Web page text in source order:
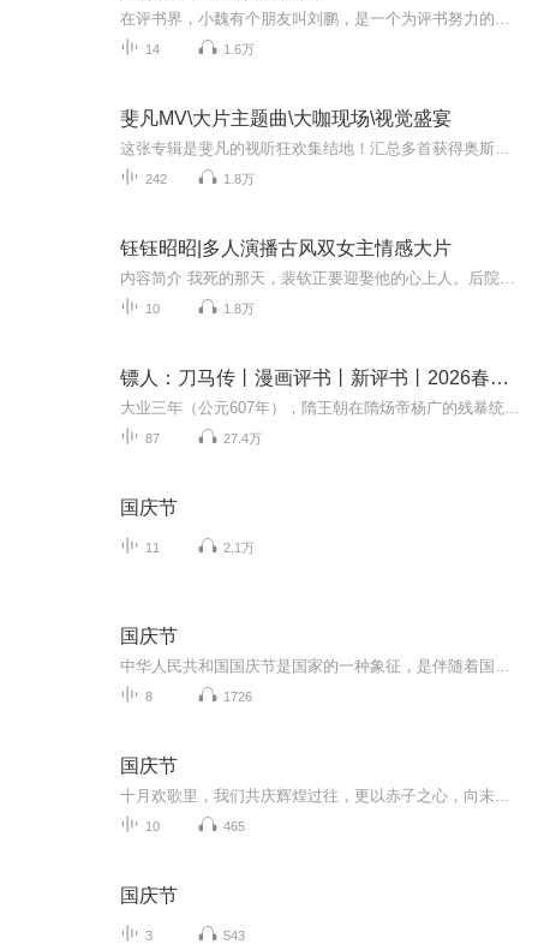
14 1.6万
斐凡MV\大片主题曲\大咖现场\视觉盛宴
242 1.8万
钰钰昭昭|多人演播古风双女主情感大片
10 1.8万
镖人：刀马传丨漫画评书丨新评书丨2026春节档大片
87 27.4万
国庆节
11 2.1万
国庆节
8 1726
国庆节
10 465
国庆节
3 543